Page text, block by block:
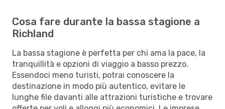
Cosa fare durante la bassa stagione a
Richland
La bassa stagione è perfetta per chi ama la pace, la
tranquillità e opzioni di viaggio a basso prezzo.
Essendoci meno turisti, potrai conoscere la
destinazione in modo più autentico, evitare le
lunghe file davanti alle attrazioni turistiche e trovare